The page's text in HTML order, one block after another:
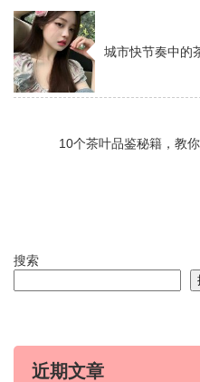
城市快节奏中的
10个茶叶品鉴秘籍，教
搜索
近期文章